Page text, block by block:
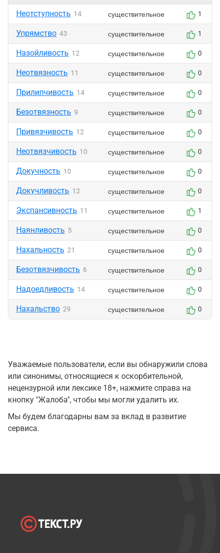
Неотступность 14 существительное 1
Упрямство 43 существительное 1
Назойливость 12 существительное 0
Неотвязность 11 существительное 0
Прилипчивость 14 существительное 0
Безотвязность 9 существительное 0
Привязчивость 12 существительное 0
Неотвязчивость 10 существительное 0
Докучность 10 существительное 0
Докучливость 12 существительное 0
Экспансивность 11 существительное 1
Наянливость 5 существительное 0
Нахальность 21 существительное 0
Безотвязчивость 6 существительное 0
Надоедливость 14 существительное 0
Нахальство 29 существительное 0
Уважаемые пользователи, если вы обнаружили слова
или синонимы, относящиеся к оскорбительной,
нецензурной или лексике 18+, нажмите справа на
кнопку "Жалоба", чтобы мы могли удалить их.
Мы будем благодарны вам за вклад в развитие
сервиса.